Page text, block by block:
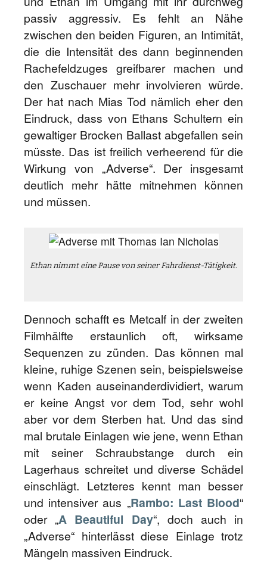
passiv aggressiv. Es fehlt an Nähe
zwischen den beiden Figuren, an Intimität,
die die Intensität des dann beginnenden
Rachefeldzuges greifbarer machen und
den Zuschauer mehr involvieren würde.
Der hat nach Mias Tod nämlich eher den
Eindruck, dass von Ethans Schultern ein
gewaltiger Brocken Ballast abgefallen sein
müsste. Das ist freilich verheerend für die
Wirkung von „Adverse“. Der insgesamt
deutlich mehr hätte mitnehmen können
und müssen.
Ethan nimmt eine Pause von seiner Fahrdienst-Tätigkeit.
Dennoch schafft es Metcalf in der zweiten
Filmhälfte erstaunlich oft, wirksame
Sequenzen zu zünden. Das können mal
kleine, ruhige Szenen sein, beispielsweise
wenn Kaden auseinanderdividiert, warum
er keine Angst vor dem Tod, sehr wohl
aber vor dem Sterben hat. Und das sind
mal brutale Einlagen wie jene, wenn Ethan
mit seiner Schraubstange durch ein
Lagerhaus schreitet und diverse Schädel
einschlägt. Letzteres kennt man besser
und intensiver aus „Rambo: Last Blood“
oder „A Beautiful Day“, doch auch in
„Adverse“ hinterlässt diese Einlage trotz
Mängeln massiven Eindruck.